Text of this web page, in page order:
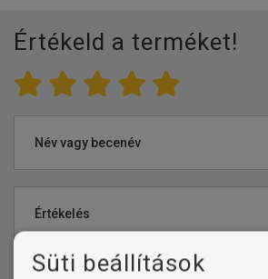
Értékeld a terméket!
Név vagy becenév
Értékelés
Süti beállítások